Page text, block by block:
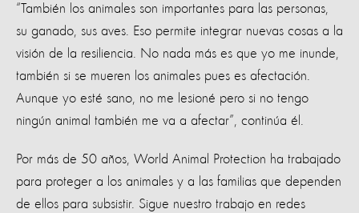
“También los animales son importantes para las personas,
su ganado, sus aves. Eso permite integrar nuevas cosas a la
visión de la resiliencia. No nada más es que yo me inunde,
también si se mueren los animales pues es afectación.
Aunque yo esté sano, no me lesioné pero si no tengo
ningún animal también me va a afectar”, continúa él.
Por más de 50 años, World Animal Protection ha trabajado
para proteger a los animales y a las familias que dependen
de ellos para subsistir. Sigue nuestro trabajo en redes